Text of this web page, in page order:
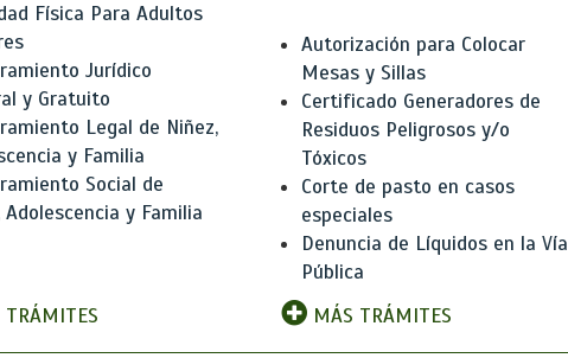
Física Para Adultos
Jurídico
y Gratuito
Legal de Niñez,
y Familia
Social de
Adolescencia y Familia
Autorización para Colocar
Mesas y Sillas
Certificado Generadores de
Residuos Peligrosos y/o
Tóxicos
Corte de pasto en casos
especiales
Denuncia de Líquidos en la Vía
Pública
MÁS TRÁMITES